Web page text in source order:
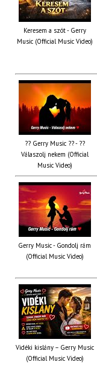
Keresem a szót - Gerry
Music (Official Music Video)
?? Gerry Music ?? - ??
Válaszolj nekem (Official
Music Video)
Gerry Music - Gondolj rám
(Official Music Video)
Vidéki kislány – Gerry Music
(Official Music Video)